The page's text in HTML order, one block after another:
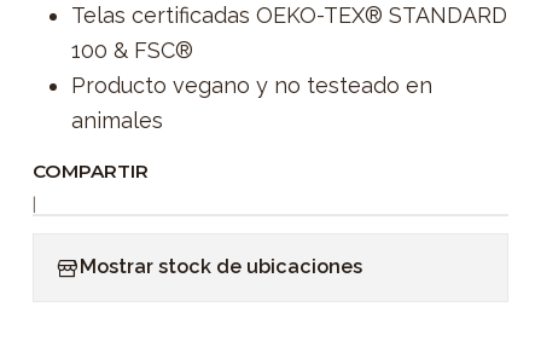
Telas certificadas OEKO-TEX® STANDARD
100 & FSC®
Producto vegano y no testeado en
animales
COMPARTIR
Mostrar stock de ubicaciones